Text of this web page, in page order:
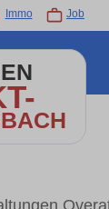
Immo Job